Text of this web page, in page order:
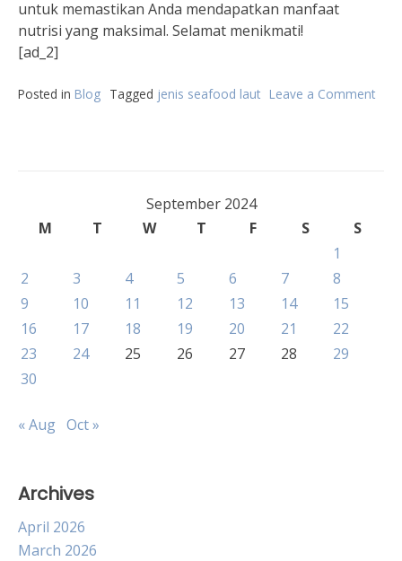
untuk memastikan Anda mendapatkan manfaat
nutrisi yang maksimal. Selamat menikmati!
[ad_2]
Posted in Blog Tagged jenis seafood laut Leave a Comment
September 2024
M
T W T F S
S
1
2
3 4 5 6 7
8
9
10 11 12 13 14
15
16
17 18 19 20 21
22
23
24 25 26 27 28
29
30
« Aug Oct »
Archives
April 2026
March 2026